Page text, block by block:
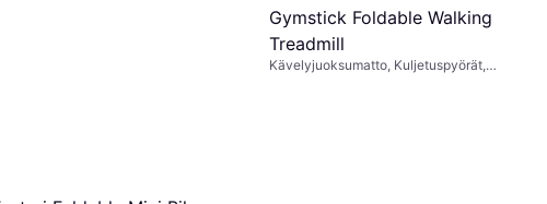
Gymstick Foldable Walking
Treadmill
Kävelyjuoksumatto, Kuljetuspyörät,